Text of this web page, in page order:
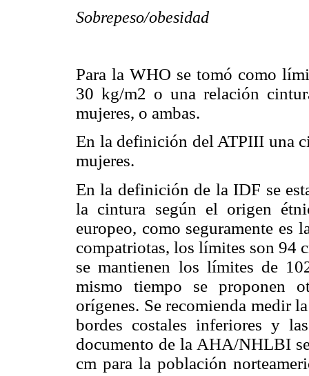
Sobrepeso/obesidad
Para la WHO se tomó como
30 kg/m2 o una relación
mujeres, o ambas.
En la definición del ATPIII una
mujeres.
En la definición de la IDF se
la cintura según el origen
europeo, como seguramente es
compatriotas, los límites son 94
se mantienen los límites de
mismo tiempo se proponen
orígenes. Se recomienda medir
bordes costales inferiores y
documento de la AHA/NHLBI
cm para la población